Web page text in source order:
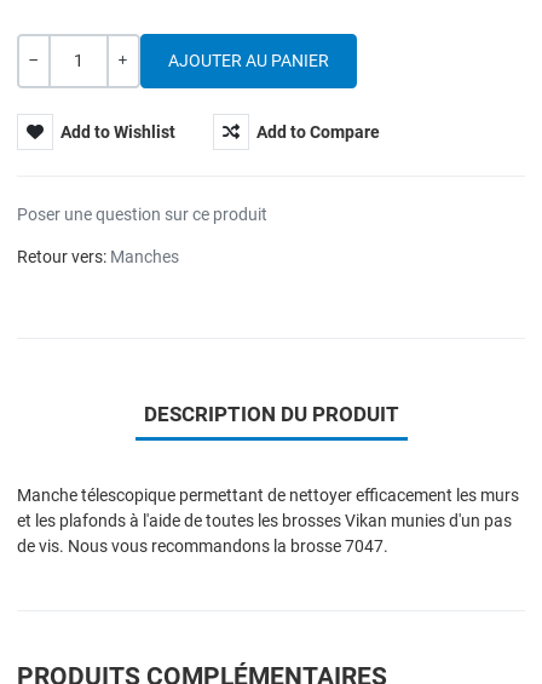
Quantité
Add to Wishlist Add to Compare
Poser une question sur ce produit
Retour vers: Manches
DESCRIPTION DU PRODUIT
Manche télescopique permettant de nettoyer efficacement les murs
et les plafonds à l'aide de toutes les brosses Vikan munies d'un pas
de vis. Nous vous recommandons la brosse 7047.
PRODUITS COMPLÉMENTAIRES